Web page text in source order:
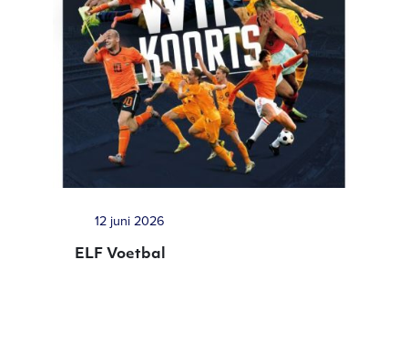
12 juni 2026
ELF Voetbal